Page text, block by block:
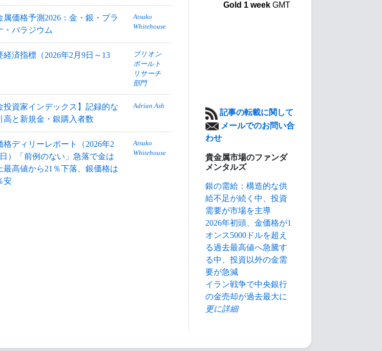
属価格予測2026：金・銀・プラ
・パラジウム
Atsuko
Whitehouse
経済指標（2026年2月9日～13
ブリオン
ボールト
リサーチ
部門
投資家インデックス】記録的な
高と新規金・銀購入者数
Adrian Ash
格ディリーレポート（2026年2
）「前例のない」急落で金は
最高値から21％下落、銀価格は
安
Atsuko
Whitehouse
Gold 1 weekGMT
記事の転載に関して
メールでのお問い合
わせ
貴金属市場のファンダ
メンタルズ
銀の需給：構造的な供
給不足が続く中、投資
需要が市場を主導
2026年初頭、金価格が1
オンス5000ドルを超え
る過去最高値へ急騰す
る中、投資以外の金需
要が急減
イラン戦争で中央銀行
の金売却が過去最大に
更に詳細